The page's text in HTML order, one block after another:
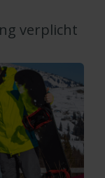
verplicht